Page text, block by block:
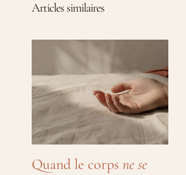
Articles similaires
Quand le corps ne se